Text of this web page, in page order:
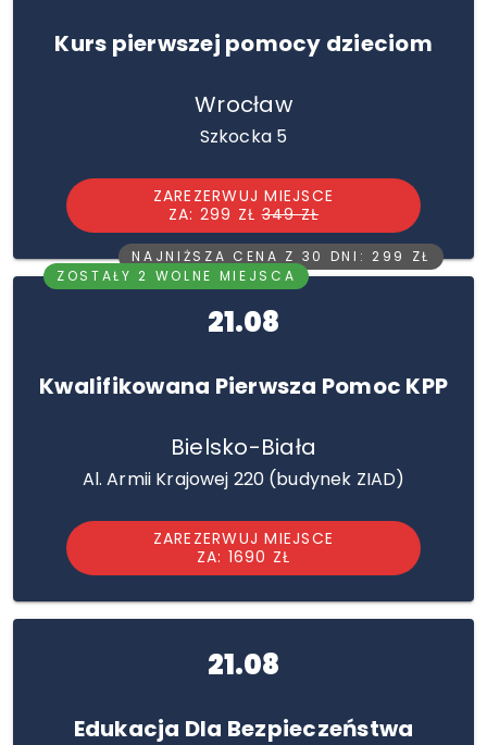
Kurs pierwszej pomocy dzieciom
Wrocław
Szkocka 5
ZAREZERWUJ MIEJSCE
ZA: 299 ZŁ349 ZŁ
NAJNIŻSZA CENA Z 30 DNI: 299 ZŁ
ZOSTAŁY 2 WOLNE MIEJSCA
21.08
Kwalifikowana Pierwsza Pomoc KPP
Bielsko-Biała
Al. Armii Krajowej 220 (budynek ZIAD)
ZAREZERWUJ MIEJSCE
ZA: 1690 ZŁ
21.08
Edukacja Dla Bezpieczeństwa